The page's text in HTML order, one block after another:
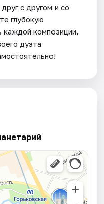
с другом и со
глубокую
каждой композиции,
дуэта